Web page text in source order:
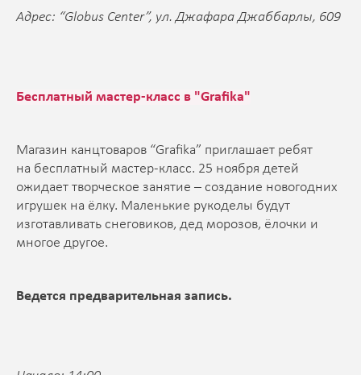
Адрес: “Globus Center”, ул. Джафара Джаббарлы, 609
Бесплатный мастер-класс в "Grafika"
Магазин канцтоваров “Grafika” приглашает ребят
на бесплатный мастер-класс. 25 ноября детей
ожидает творческое занятие – создание новогодних
игрушек на ёлку. Маленькие рукоделы будут
изготавливать снеговиков, дед морозов, ёлочки и
многое другое.
Ведется предварительная запись.